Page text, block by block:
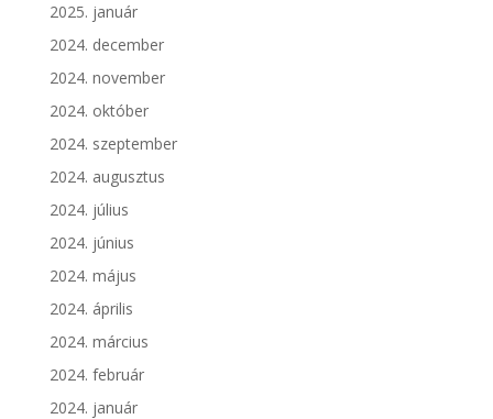
2025. január
2024. december
2024. november
2024. október
2024. szeptember
2024. augusztus
2024. július
2024. június
2024. május
2024. április
2024. március
2024. február
2024. január